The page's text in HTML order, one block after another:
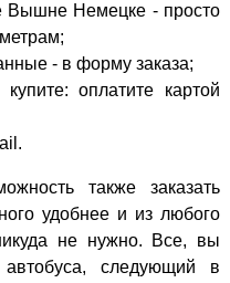
Вышне Немецке - просто
- в форму заказа;
оплатите картой
также заказать
удобнее и из любого
не нужно. Все, вы
следующий в